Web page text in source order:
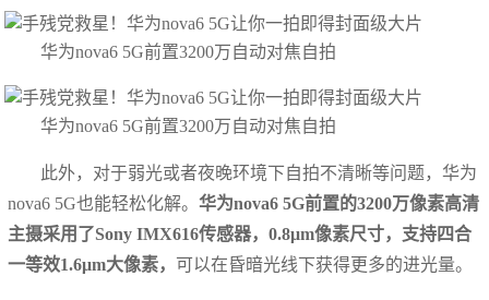
华为nova6 5G前置3200万自动对焦自拍
华为nova6 5G前置3200万自动对焦自拍
此外，对于弱光或者夜晚环境下自拍不清晰等问题，华为
nova6 5G也能轻松化解。华为nova6 5G前置的3200万像素高清
主摄采用了Sony IMX616传感器，0.8μm像素尺寸，支持四合
一等效1.6μm大像素， 可以在昏暗光线下获得更多的进光量。